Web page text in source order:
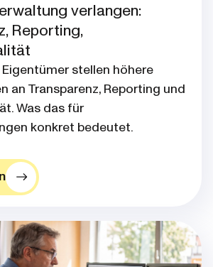
verlangen:
Reporting,
stellen höhere
an Transparenz, Reporting und
Was das für
konkret bedeutet.